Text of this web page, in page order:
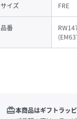
サイズ FRE
品番
(
redeem本商品はギフトラッ